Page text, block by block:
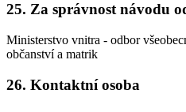
25. Za správnost návodu
Ministerstvo vnitra - odbor
občanství a matrik
26. Kontaktní osoba